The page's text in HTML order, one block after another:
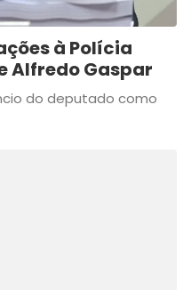
à Polícia
Alfredo Gaspar
do deputado como